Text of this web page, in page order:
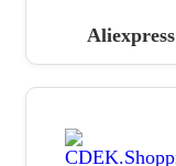
Aliexpress